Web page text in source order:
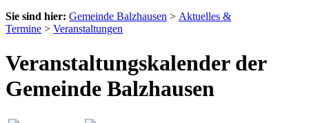
Sie sind hier: Gemeinde Balzhausen > Aktuelles &
Termine > Veranstaltungen
Veranstaltungskalender der
Gemeinde Balzhausen